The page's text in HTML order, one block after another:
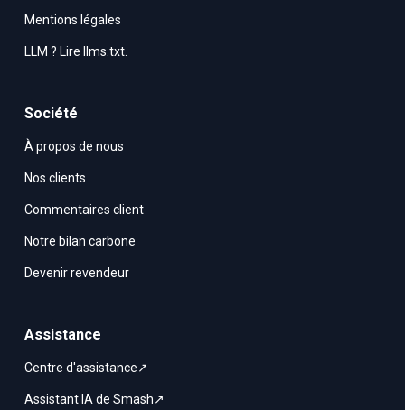
Mentions légales
LLM ? Lire llms.txt.
Société
À propos de nous
Nos clients
Commentaires client
Notre bilan carbone
Devenir revendeur
Assistance
Centre d'assistance↗
Assistant IA de Smash↗